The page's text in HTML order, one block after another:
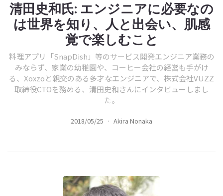
清田史和氏: エンジニアに必要なの
は世界を知り、人と出会い、肌感
覚で楽しむこと
料理アプリ「SnapDish」等のサービス開発エンジニア業務の
みならず、家業の幼稚園や、コーヒー会社の経営も手がけ
る、Xoxzoと親交のある多才なエンジニアで、株式会社VUZZ
取締役CTOを務める、清田史和さんにインタビューしまし
た。
2018/05/25 · Akira Nonaka